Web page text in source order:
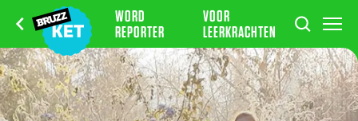
WORD
REPORTER
VOOR
LEERKRACHTEN